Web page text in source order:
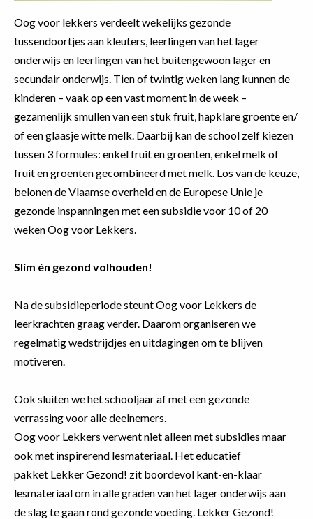
Oog voor lekkers verdeelt wekelijks gezonde
tussendoortjes aan kleuters, leerlingen van het lager
onderwijs en leerlingen van het buitengewoon lager en
secundair onderwijs. Tien of twintig weken lang kunnen de
kinderen – vaak op een vast moment in de week –
gezamenlijk smullen van een stuk fruit, hapklare groente en/
of een glaasje witte melk. Daarbij kan de school zelf kiezen
tussen 3 formules: enkel fruit en groenten, enkel melk of
fruit en groenten gecombineerd met melk. Los van de keuze,
belonen de Vlaamse overheid en de Europese Unie je
gezonde inspanningen met een subsidie voor 10 of 20
weken Oog voor Lekkers.
Slim én gezond volhouden!
Na de subsidieperiode steunt Oog voor Lekkers de
leerkrachten graag verder. Daarom organiseren we
regelmatig wedstrijdjes en uitdagingen om te blijven
motiveren.
Ook sluiten we het schooljaar af met een gezonde
verrassing voor alle deelnemers.
Oog voor Lekkers verwent niet alleen met subsidies maar
ook met inspirerend lesmateriaal. Het educatief
pakket Lekker Gezond! zit boordevol kant-en-klaar
lesmateriaal om in alle graden van het lager onderwijs aan
de slag te gaan rond gezonde voeding. Lekker Gezond!